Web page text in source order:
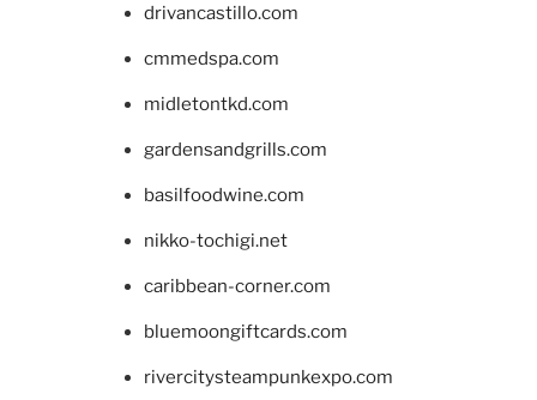
drivancastillo.com
cmmedspa.com
midletontkd.com
gardensandgrills.com
basilfoodwine.com
nikko-tochigi.net
caribbean-corner.com
bluemoongiftcards.com
rivercitysteampunkexpo.com